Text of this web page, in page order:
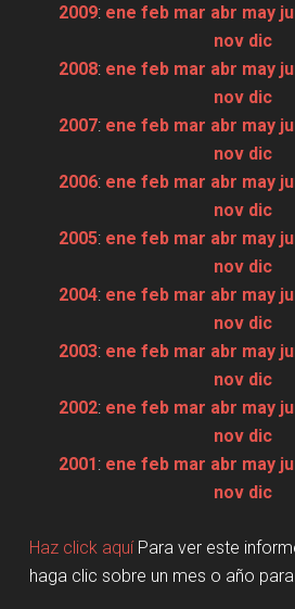
2009: ene feb mar abr may
nov dic
2008: ene feb mar abr may
nov dic
2007: ene feb mar abr may
nov dic
2006: ene feb mar abr may
nov dic
2005: ene feb mar abr may
nov dic
2004: ene feb mar abr may
nov dic
2003: ene feb mar abr may
nov dic
2002: ene feb mar abr may
nov dic
2001: ene feb mar abr may
nov dic
Haz click aquíPara ver este
haga clic sobre un mes o año